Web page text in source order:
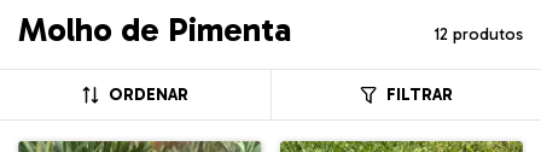
Molho de Pimenta 12 produtos
ORDENAR FILTRAR